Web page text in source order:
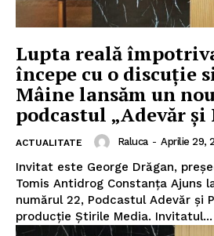
Lupta reală
începe cu o discuție
Mâine lansăm un
podcastul „Adevăr și
ACTUALITATE Raluca - Aprilie 29,
Invitat este George Drăgan,
Tomis Antidrog Constanța Ajuns la episodul cu
numărul 22, Podcastul Adevăr și
producție Știrile Media. Invitatul...